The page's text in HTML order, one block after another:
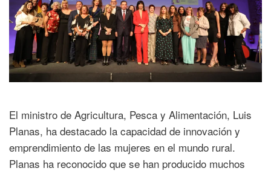
El ministro de Agricultura, Pesca y Alimentación, Luis
Planas, ha destacado la capacidad de innovación y
emprendimiento de las mujeres en el mundo rural.
Planas ha reconocido que se han producido muchos